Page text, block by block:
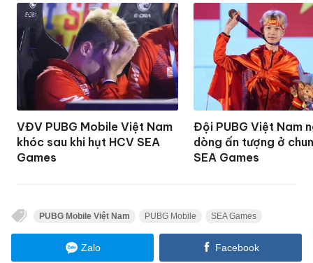
VĐV PUBG Mobile Việt Nam
khóc sau khi hụt HCV SEA
Games
Đội PUBG Việt Nam
dòng ấn tượng ở
SEA Games
PUBG Mobile Việt Nam PUBG Mobile SEA Games
Zalo Facebook